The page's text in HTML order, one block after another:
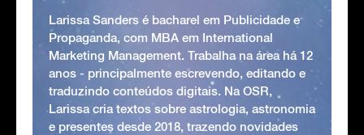
Larissa Sanders é bacharel em Publicidade e
Propaganda, com MBA em International
Marketing Management. Trabalha na área há 12
anos - principalmente escrevendo, editando e
traduzindo conteúdos digitais. Na OSR,
Larissa cria textos sobre astrologia, astronomia
e presentes desde 2018, trazendo novidades